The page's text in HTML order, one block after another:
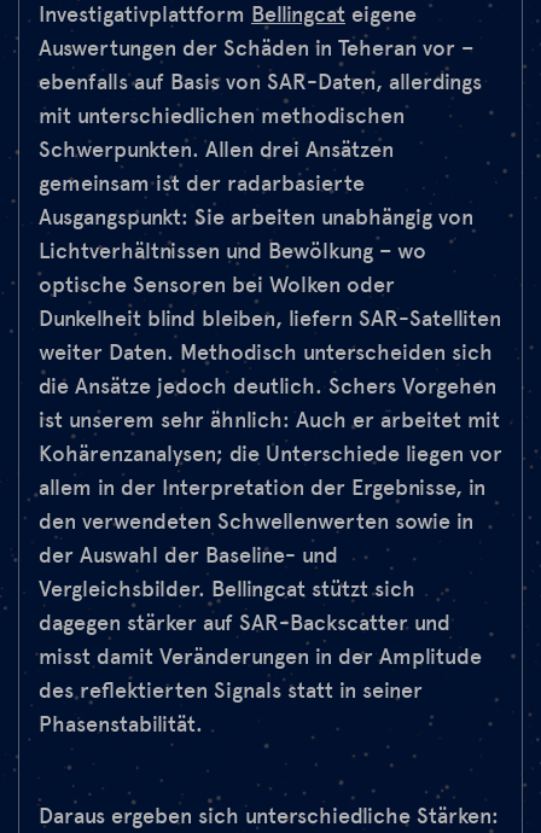
Investigativplattform Bellingcat eigene
Auswertungen der Schäden in Teheran vor –
ebenfalls auf Basis von SAR-Daten, allerdings
mit unterschiedlichen methodischen
Schwerpunkten. Allen drei Ansätzen
gemeinsam ist der radarbasierte
Ausgangspunkt: Sie arbeiten unabhängig von
Lichtverhältnissen und Bewölkung – wo
optische Sensoren bei Wolken oder
Dunkelheit blind bleiben, liefern SAR-Satelliten
weiter Daten. Methodisch unterscheiden sich
die Ansätze jedoch deutlich. Schers Vorgehen
ist unserem sehr ähnlich: Auch er arbeitet mit
Kohärenzanalysen; die Unterschiede liegen vor
allem in der Interpretation der Ergebnisse, in
den verwendeten Schwellenwerten sowie in
der Auswahl der Baseline- und
Vergleichsbilder. Bellingcat stützt sich
dagegen stärker auf SAR-Backscatter und
misst damit Veränderungen in der Amplitude
des reflektierten Signals statt in seiner
Phasenstabilität.
Daraus ergeben sich unterschiedliche Stärken: